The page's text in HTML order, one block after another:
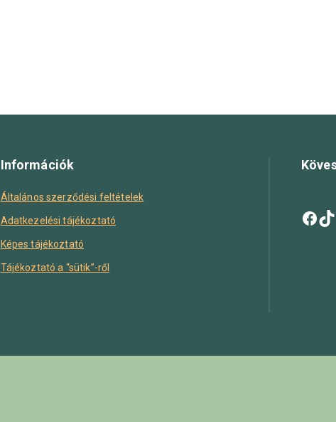
Információk
Általános szerződési feltételek
Adatkezelési tájékoztató
Képes tájékoztató
Tájékoztató a “sütik”-ről